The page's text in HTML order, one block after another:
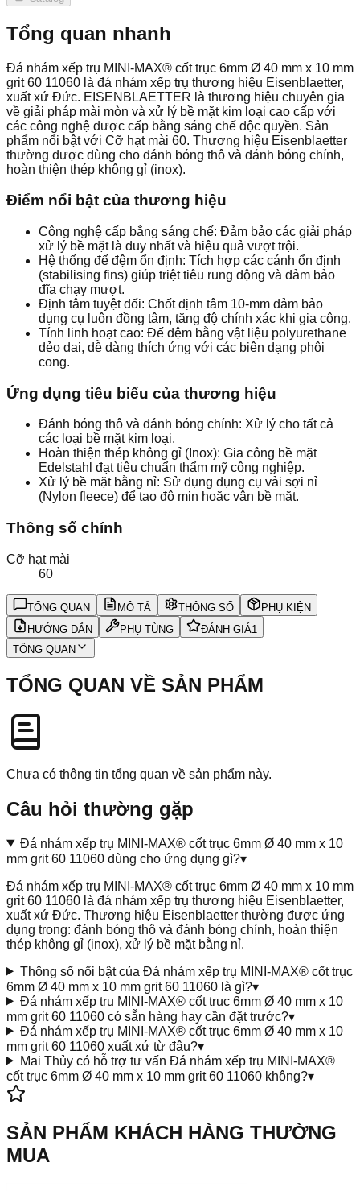
Tổng quan nhanh
Đá nhám xếp trụ MINI-MAX® cốt trục 6mm Ø 40 mm x 10 mm
grit 60 11060 là đá nhám xếp trụ thương hiệu Eisenblaetter,
xuất xứ Đức. EISENBLAETTER là thương hiệu chuyên gia
về giải pháp mài mòn và xử lý bề mặt kim loại cao cấp với
các công nghệ được cấp bằng sáng chế độc quyền. Sản
phẩm nổi bật với Cỡ hạt mài 60. Thương hiệu Eisenblaetter
thường được dùng cho đánh bóng thô và đánh bóng chính,
hoàn thiện thép không gỉ (inox).
Điểm nổi bật của thương hiệu
Công nghệ cấp bằng sáng chế: Đảm bảo các giải pháp
xử lý bề mặt là duy nhất và hiệu quả vượt trội.
Hệ thống đế đệm ổn định: Tích hợp các cánh ổn định
(stabilising fins) giúp triệt tiêu rung động và đảm bảo
đĩa chạy mượt.
Định tâm tuyệt đối: Chốt định tâm 10-mm đảm bảo
dụng cụ luôn đồng tâm, tăng độ chính xác khi gia công.
Tính linh hoạt cao: Đế đệm bằng vật liệu polyurethane
dẻo dai, dễ dàng thích ứng với các biên dạng phôi
cong.
Ứng dụng tiêu biểu của thương hiệu
Đánh bóng thô và đánh bóng chính: Xử lý cho tất cả
các loại bề mặt kim loại.
Hoàn thiện thép không gỉ (Inox): Gia công bề mặt
Edelstahl đạt tiêu chuẩn thẩm mỹ công nghiệp.
Xử lý bề mặt bằng nỉ: Sử dụng dụng cụ vải sợi nỉ
(Nylon fleece) để tạo độ mịn hoặc vân bề mặt.
Thông số chính
Cỡ hạt mài
60
TỔNG QUAN MÔ TẢ THÔNG SỐ
PHỤ KIỆN
HƯỚNG DẪN
PHỤ TÙNG ĐÁNH GIÁ1
TỔNG QUAN
TỔNG QUAN VỀ SẢN PHẨM
Chưa có thông tin tổng quan về sản phẩm này.
Câu hỏi thường gặp
Đá nhám xếp trụ MINI-MAX® cốt trục 6mm Ø 40 mm x 10
mm grit 60 11060 dùng cho ứng dụng gì?▾
Đá nhám xếp trụ MINI-MAX® cốt trục 6mm Ø 40 mm x 10 mm
grit 60 11060 là đá nhám xếp trụ thương hiệu Eisenblaetter,
xuất xứ Đức. Thương hiệu Eisenblaetter thường được ứng
dụng trong: đánh bóng thô và đánh bóng chính, hoàn thiện
thép không gỉ (inox), xử lý bề mặt bằng nỉ.
Thông số nổi bật của Đá nhám xếp trụ MINI-MAX® cốt trục
6mm Ø 40 mm x 10 mm grit 60 11060 là gì?▾
Đá nhám xếp trụ MINI-MAX® cốt trục 6mm Ø 40 mm x 10
mm grit 60 11060 có sẵn hàng hay cần đặt trước?▾
Đá nhám xếp trụ MINI-MAX® cốt trục 6mm Ø 40 mm x 10
mm grit 60 11060 xuất xứ từ đâu?▾
Mai Thủy có hỗ trợ tư vấn Đá nhám xếp trụ MINI-MAX®
cốt trục 6mm Ø 40 mm x 10 mm grit 60 11060 không?▾
SẢN PHẨM KHÁCH HÀNG THƯỜNG
MUA